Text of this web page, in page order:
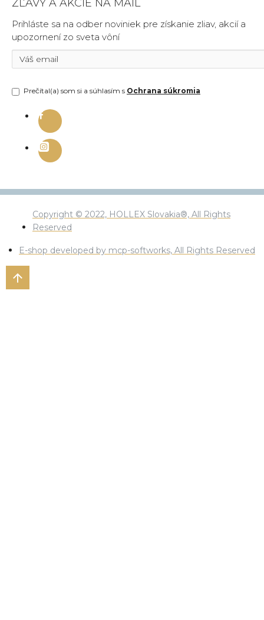
ZĽAVY A AKCIE NA MAIL
Prihláste sa na odber noviniek pre získanie zliav, akcií a
upozornení zo sveta vôní
Prečítal(a) som si a súhlasím s Ochrana súkromia
Copyright © 2022, HOLLEX Slovakia®, All Rights
Reserved
E-shop developed by mcp-softworks, All Rights Reserved